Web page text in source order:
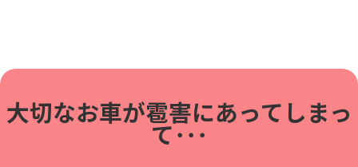
大切なお車が雹害にあってしまっ
て･･･